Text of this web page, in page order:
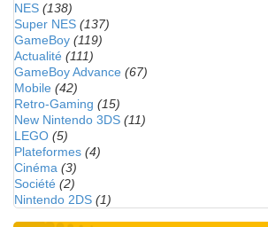
NES (138)
Super NES (137)
GameBoy (119)
Actualité (111)
GameBoy Advance (67)
Mobile (42)
Retro-Gaming (15)
New Nintendo 3DS (11)
LEGO (5)
Plateformes (4)
Cinéma (3)
Société (2)
Nintendo 2DS (1)